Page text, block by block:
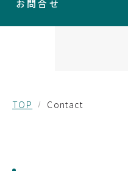
お問合せ
TOP Contact